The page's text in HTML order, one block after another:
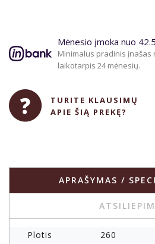
Mėnesio įmoka nuo
Minimalus pradinis įnašas
laikotarpis 24 mėnesių.
TURITE KLAUSIMŲ
APIE ŠIĄ PREKĘ?
APRAŠYMAS /
Plotis
260